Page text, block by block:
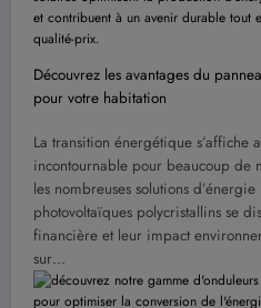
Découvrez les avantages du
pour votre habitation
La transition énergétique s’affiche
incontournable pour beaucoup de
les nombreuses solutions
photovoltaïques polycristallins se
financière et leur impact
sur…